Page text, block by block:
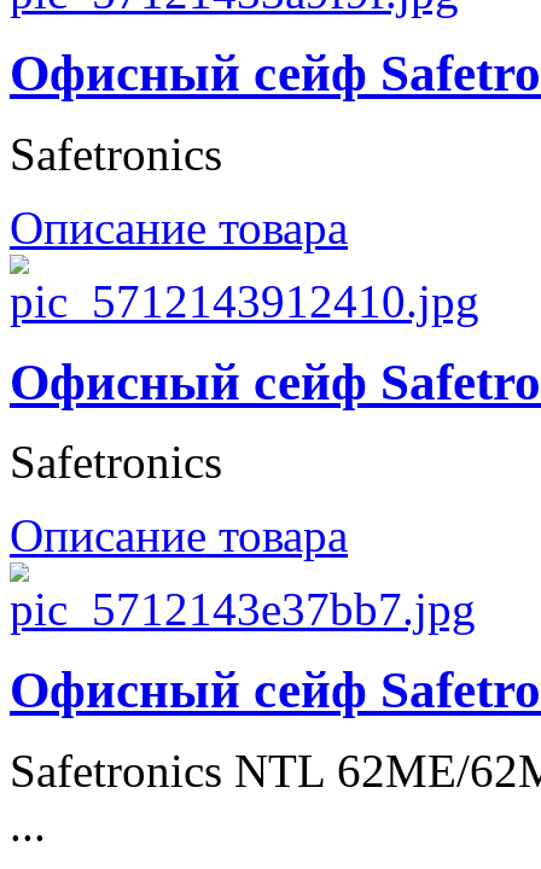
Офисный сейф
Safetronics
Описание товара
Офисный сейф
Safetronics
Описание товара
Офисный сейф
Safetronics NTL 62ME/
...